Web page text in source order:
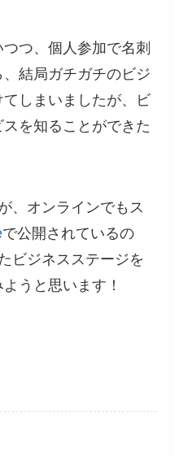
つ、個人参加で名刺
結局ガチガチのビジ
しまいましたが、ビ
を知ることができた
、オンラインでもス
で公開されているの
ビジネスステージを
うと思います！